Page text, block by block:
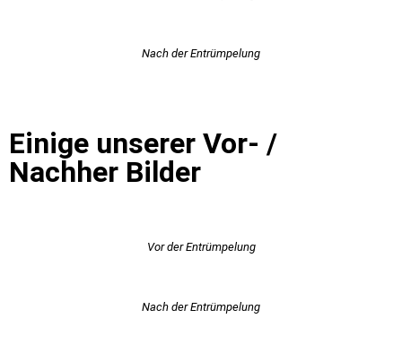
Nach der Entrümpelung
Einige unserer Vor- /
Nachher Bilder
Vor der Entrümpelung
Nach der Entrümpelung